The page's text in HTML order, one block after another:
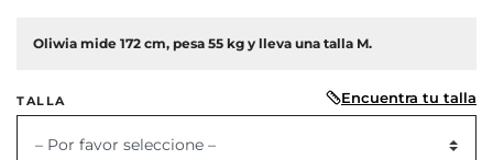
Oliwia mide 172 cm, pesa 55 kg y lleva una talla M.
TALLA Encuentra tu talla
– Por favor seleccione –